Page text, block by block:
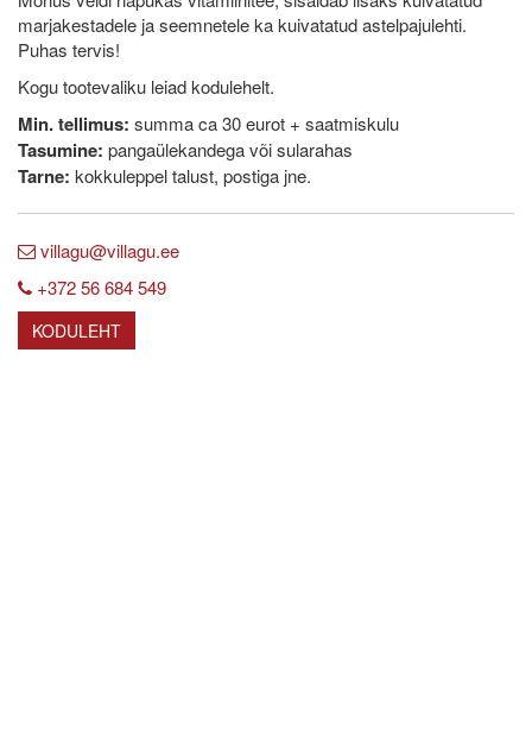
marjakestadele ja seemnetele ka kuivatatud astelpajulehti.
Puhas tervis!
Kogu tootevaliku leiad kodulehelt.
Min. tellimus: summa ca 30 eurot + saatmiskulu
Tasumine: pangaülekandega või sularahas
Tarne: kokkuleppel talust, postiga jne.
villagu@villagu.ee
+372 56 684 549
KODULEHT